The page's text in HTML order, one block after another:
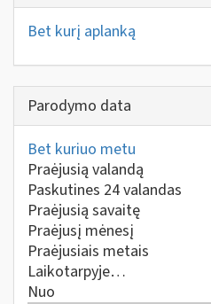
Bet kurį aplanką
Parodymo data
Bet kuriuo metu
Praėjusią valandą
Paskutines 24 valandas
Praėjusią savaitę
Praėjusį mėnesį
Praėjusiais metais
Laikotarpyje…
Nuo